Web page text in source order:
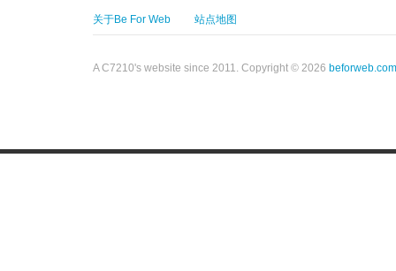
关于Be For Web 站点地图
A C7210's website since 2011. Copyright © 2026 beforweb.com